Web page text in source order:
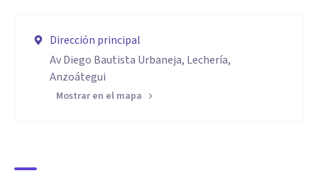
Dirección principal
Av Diego Bautista Urbaneja, Lechería,
Anzoátegui
Mostrar en el mapa